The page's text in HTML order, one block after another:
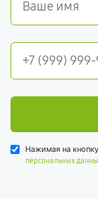
Нажимая на
персональных